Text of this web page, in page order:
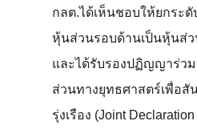
กลต.ได้เห็นชอบให้ยกระ
หุ้นส่วนรอบด้านเป็นหุ้นส่
และได้รับรองปฏิญญาร่ว
ส่วนทางยุทธศาสตร์เพื่อสั
รุ่งเรือง (Joint